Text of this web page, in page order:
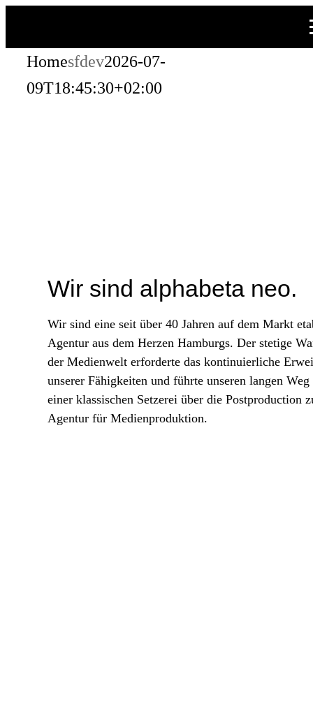
Inhalt
springen
Homesfdev2026-07-
09T18:45:30+02:00
Wir sind alphabeta neo.
Wir sind eine seit über 40 Jahren auf dem Markt
Agentur aus dem Herzen Hamburgs. Der stetige
der Medienwelt erforderte das kontinuierliche
unserer Fähigkeiten und führte unseren langen
einer klassischen Setzerei über die Postproduction
Agentur für Medienproduktion.